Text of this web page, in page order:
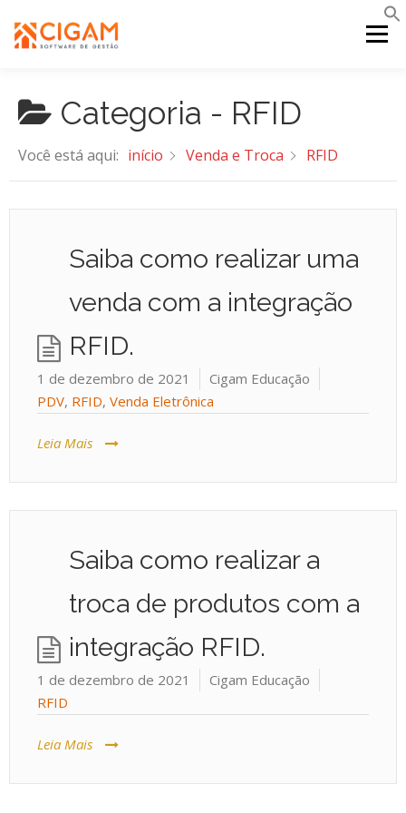
para
Menu
INÍCIO NOVIDADES DA VERSÃO PDV
Categoria - RFID
Você está aqui: início Venda e Troca RFID
Saiba como realizar uma
venda com a integração
RFID.
1 de dezembro de 2021
Cigam Educação
PDV, RFID, Venda Eletrônica
Leia Mais
Saiba como realizar a
troca de produtos com a
integração RFID.
1 de dezembro de 2021
Cigam Educação
RFID
Leia Mais